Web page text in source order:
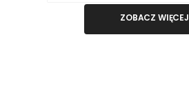
ZOBACZ WIĘCEJ